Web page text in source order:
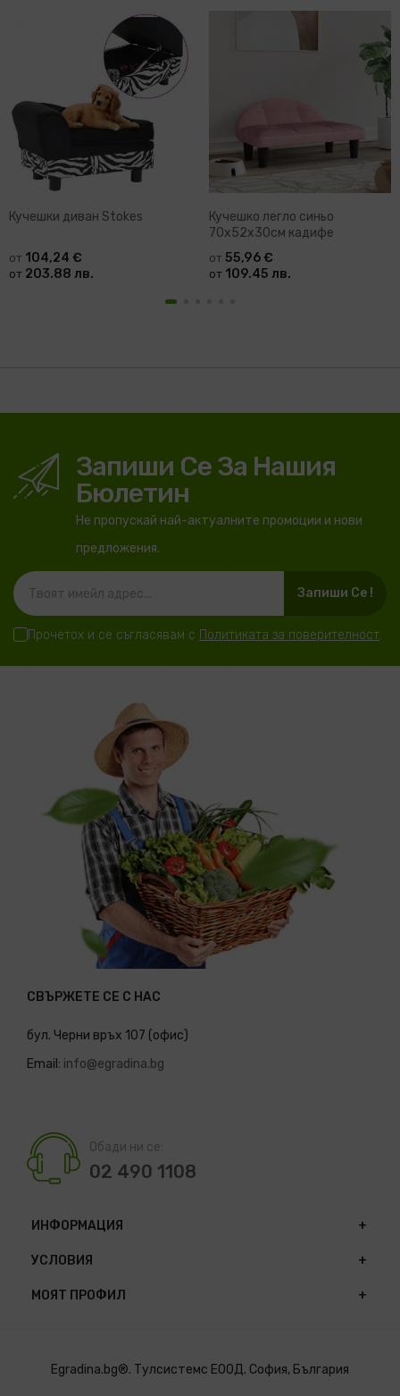
Кучешки диван Stokes
от 104,24 €
от 203.88 лв.
Кучешко легло синьо
70x52x30см кадифе
от 55,96 €
от 109.45 лв.
Запиши Се За Нашия
Бюлетин
Не пропускай най-актуалните промоции и нови
предложения.
Запиши Се !
Прочетох и се съгласявам с Политиката за поверителност.
СВЪРЖЕТЕ СЕ С НАС
бул. Черни връх 107 (офис)
Email: info@egradina.bg
Обади ни се:
02 490 1108
ИНФОРМАЦИЯ
УСЛОВИЯ
МОЯТ ПРОФИЛ
Egradina.bg®. Тулсистемс ЕООД. София, България